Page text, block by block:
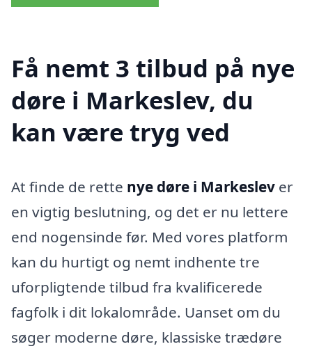
Få nemt 3 tilbud på nye
døre i Markeslev, du
kan være tryg ved
At finde de rette nye døre i Markeslev er
en vigtig beslutning, og det er nu lettere
end nogensinde før. Med vores platform
kan du hurtigt og nemt indhente tre
uforpligtende tilbud fra kvalificerede
fagfolk i dit lokalområde. Uanset om du
søger moderne døre, klassiske trædøre